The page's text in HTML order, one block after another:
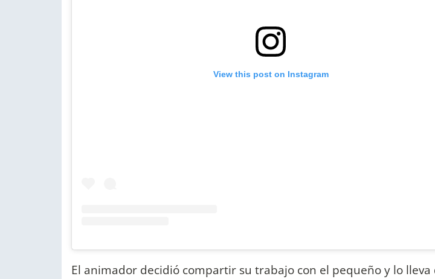
View this post on Instagram
El animador decidió compartir su trabajo con el pequeño y lo lleva